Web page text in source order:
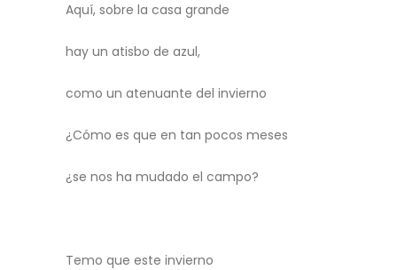
Aquí, sobre la casa grande
hay un atisbo de azul,
como un atenuante del invierno
¿Cómo es que en tan pocos meses
¿se nos ha mudado el campo?
Temo que este invierno